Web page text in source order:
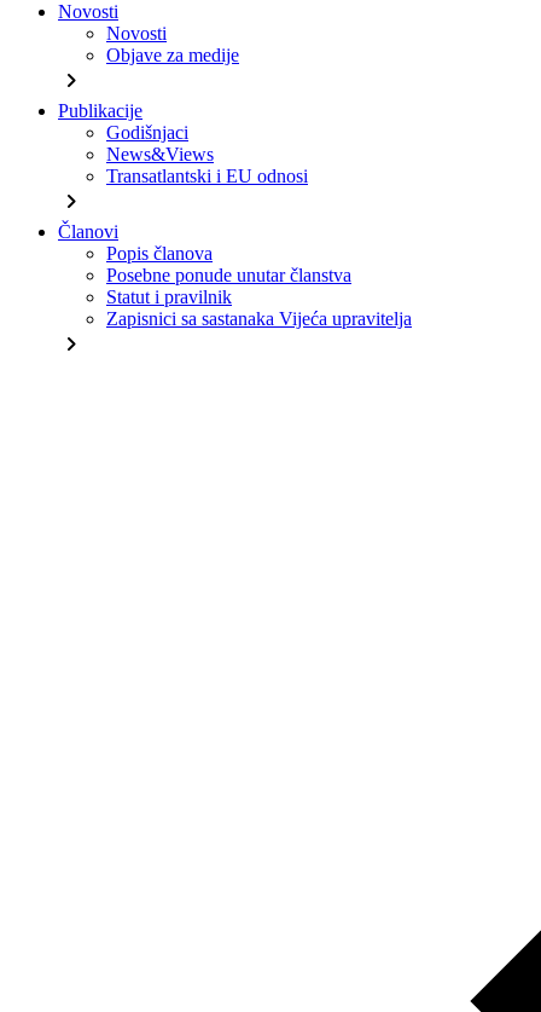
Novosti
Novosti
Objave za medije
chevron_right
Publikacije
Godišnjaci
News&Views
Transatlantski i EU odnosi
chevron_right
Članovi
Popis članova
Posebne ponude unutar članstva
Statut i pravilnik
Zapisnici sa sastanaka Vijeća upravitelja
chevron_right